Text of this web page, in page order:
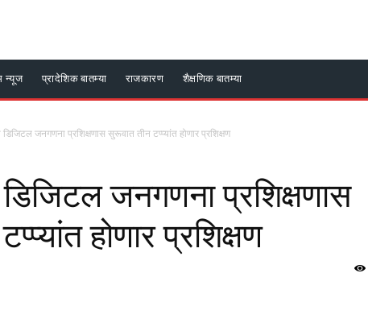
न्यूज प्रादेशिक बातम्या राजकारण शैक्षणिक बातम्या
जनगणना प्रशिक्षणास सुरूवात तीन टप्प्यांत होणार प्रशिक्षण
जनगणना प्रशिक्षणास
होणार प्रशिक्षण